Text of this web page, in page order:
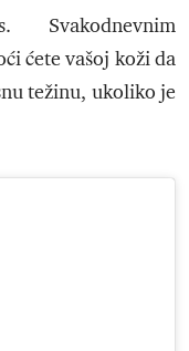
Svakodnevnim
ćete vašoj koži da
težinu, ukoliko je